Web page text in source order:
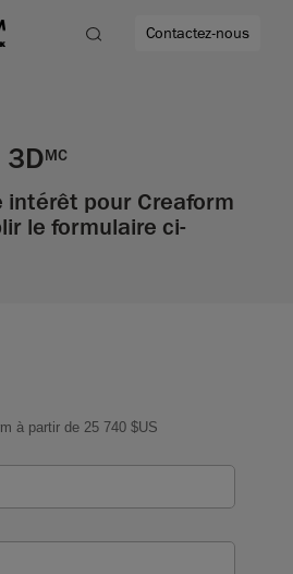
Contactez-nous
3DMC
intérêt pour Creaform
le formulaire ci-